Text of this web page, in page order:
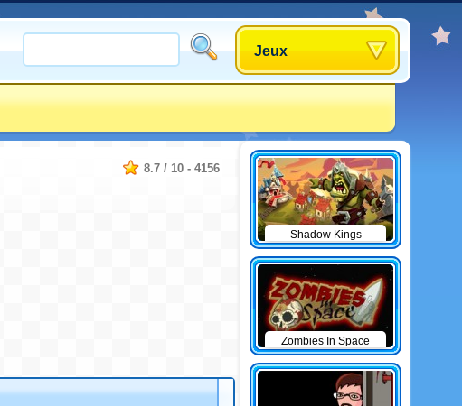
Jeux
8.7 / 10 - 4156
Shadow Kings
Zombies In Space